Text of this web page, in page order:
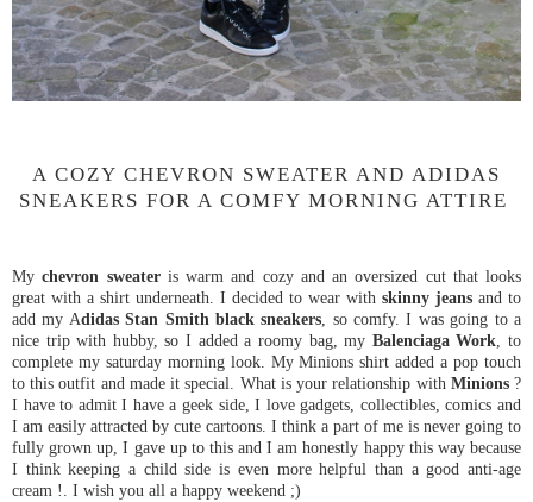
A COZY CHEVRON SWEATER AND ADIDAS
SNEAKERS FOR A COMFY MORNING ATTIRE
Mychevron sweateris warm and cozy and an oversized cut that looks
great with a shirt underneath. I decided to wear with skinny jeans and to
add my Adidas Stan Smith black sneakers , so comfy. I was going to a
nice trip with hubby, so I added a roomy bag, my Balenciaga Work , to
complete my saturday morning look. My Minions shirt added a pop touch
to this outfit and made it special. What is your relationship with Minions?
I have to admit I have a geek side, I love gadgets, collectibles, comics and
I am easily attracted by cute cartoons. I think a part of me is never going to
fully grown up, I gave up to this and I am honestly happy this way because
I think keeping a child side is even more helpful than a good anti-age
cream !. I wish you all a happy weekend ;)